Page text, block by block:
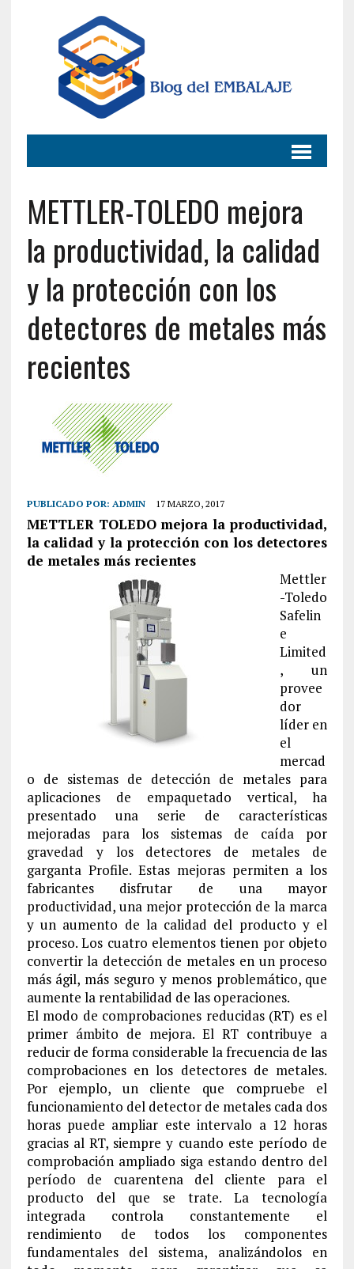
METTLER-TOLEDO mejora
la productividad, la calidad
y la protección con los
detectores de metales más
recientes
PUBLICADO POR: ADMIN 17 MARZO, 2017
METTLER TOLEDO mejora la productividad,
la calidad y la protección con los detectores
de metales más recientes
Mettler
-Toledo
Safelin
e
Limited
, un
provee
dor
líder en
el
mercad
o de sistemas de detección de metales para
aplicaciones de empaquetado vertical, ha
presentado una serie de características
mejoradas para los sistemas de caída por
gravedad y los detectores de metales de
garganta Profile. Estas mejoras permiten a los
fabricantes disfrutar de una mayor
productividad, una mejor protección de la marca
y un aumento de la calidad del producto y el
proceso. Los cuatro elementos tienen por objeto
convertir la detección de metales en un proceso
más ágil, más seguro y menos problemático, que
aumente la rentabilidad de las operaciones.
El modo de comprobaciones reducidas (RT) es el
primer ámbito de mejora. El RT contribuye a
reducir de forma considerable la frecuencia de las
comprobaciones en los detectores de metales.
Por ejemplo, un cliente que compruebe el
funcionamiento del detector de metales cada dos
horas puede ampliar este intervalo a 12 horas
gracias al RT, siempre y cuando este período de
comprobación ampliado siga estando dentro del
período de cuarentena del cliente para el
producto del que se trate. La tecnología
integrada controla constantemente el
rendimiento de todos los componentes
fundamentales del sistema, analizándolos en